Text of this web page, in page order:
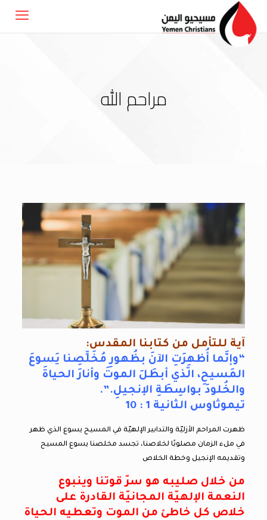
مراحم الله
آية للتأمل من كتابنا المقدس:
“وإنَّما أُظهِرَتِ الآنَ بظُهورِ مُخَلِّصِنا يَسوعَ
المَسيحِ، الّذي أبطَلَ الموتَ وأنارَ الحياةَ
والخُلودَ بواسِطَةِ الإنجيلِ.”.
تيموثاوس الثانية 1 : 10
ظهرت المراحم الأزليّة والتدابير الإلهيّة في المسيح يسوع الذي ظهر
في ملء الزمان مصلوبًا لخلاصنا، تجسد مخلصنا يسوع المسيح
وتقديمه الإنجيل وخطة الخلاص
من خلال صليبه هو سرّ قوتنا وينبوع
النعمة الإلهيّة المجانيّة القادرة على
خلاص كل خاطئ من الموت وتعطيه الحياة